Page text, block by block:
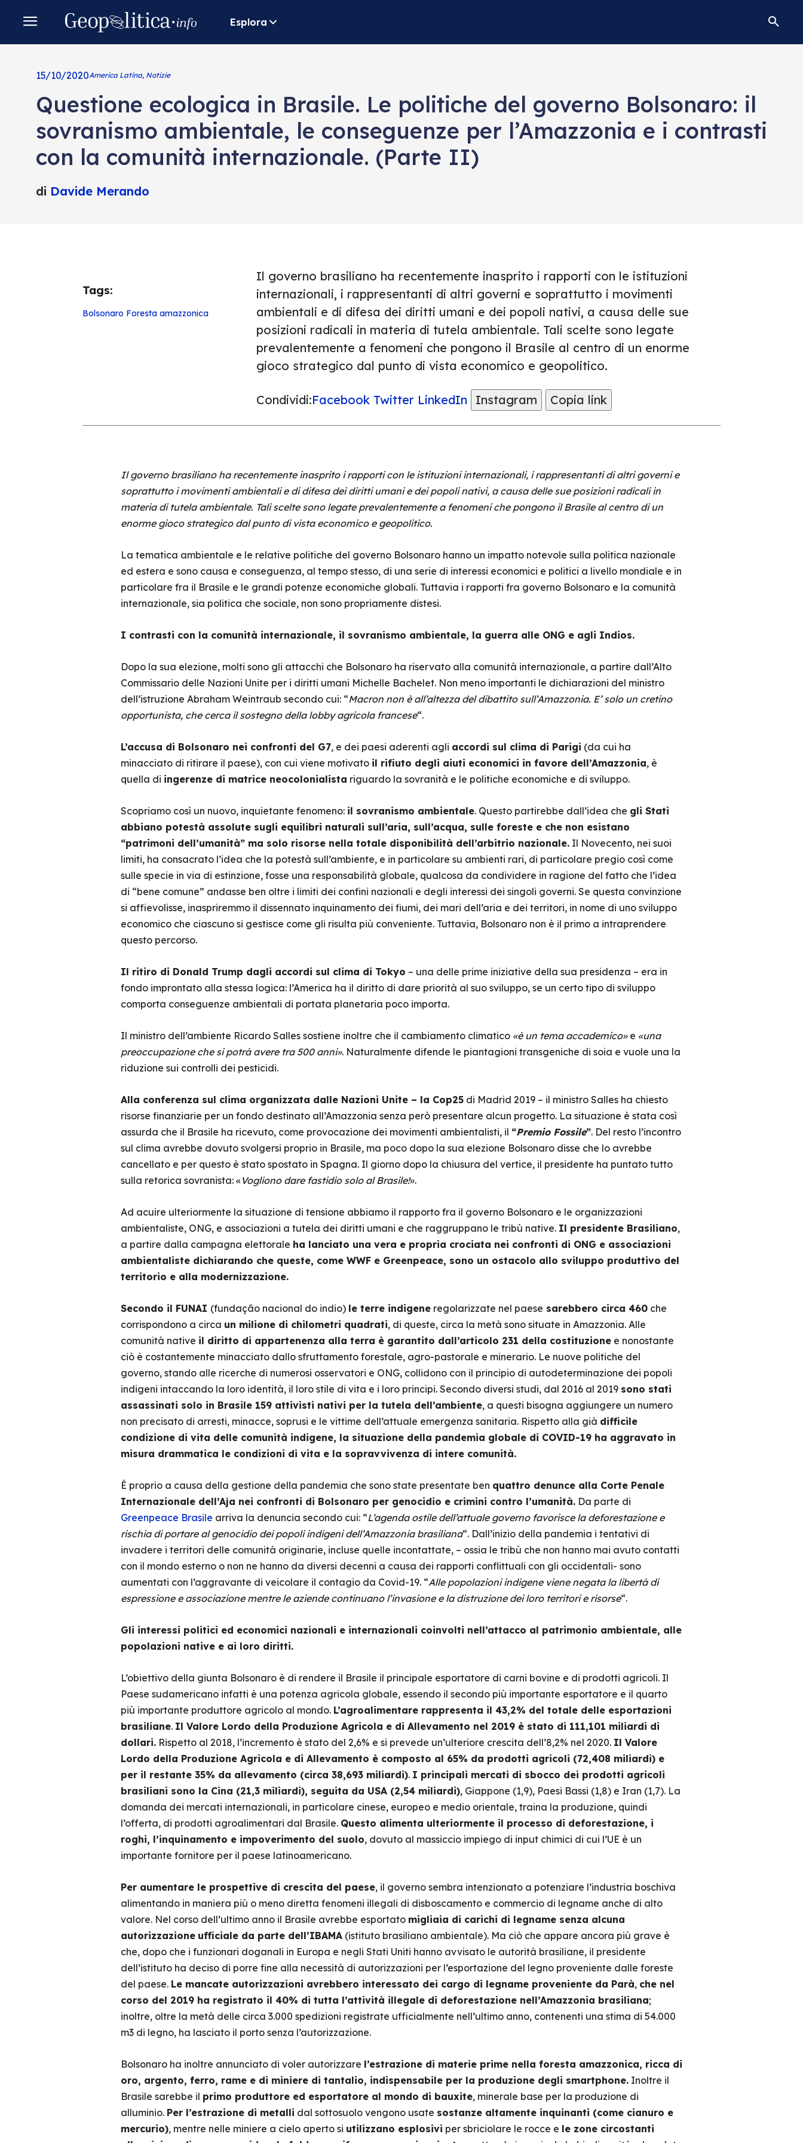
Esplora
15/10/2020America Latina, Notizie
Questione ecologica in Brasile. Le politiche del governo Bolsonaro: il
sovranismo ambientale, le conseguenze per l’Amazzonia e i contrasti
con la comunità internazionale. (Parte II)
di Davide Merando
Tags:
Bolsonaro Foresta amazzonica
Il governo brasiliano ha recentemente inasprito i rapporti con le istituzioni
internazionali, i rappresentanti di altri governi e soprattutto i movimenti
ambientali e di difesa dei diritti umani e dei popoli nativi, a causa delle sue
posizioni radicali in materia di tutela ambientale. Tali scelte sono legate
prevalentemente a fenomeni che pongono il Brasile al centro di un enorme
gioco strategico dal punto di vista economico e geopolitico.
Condividi:Facebook Twitter LinkedIn Instagram Copia link
Il governo brasiliano ha recentemente inasprito i rapporti con le istituzioni internazionali, i rappresentanti di altri governi e
soprattutto i movimenti ambientali e di difesa dei diritti umani e dei popoli nativi, a causa delle sue posizioni radicali in
materia di tutela ambientale. Tali scelte sono legate prevalentemente a fenomeni che pongono il Brasile al centro di un
enorme gioco strategico dal punto di vista economico e geopolitico.
La tematica ambientale e le relative politiche del governo Bolsonaro hanno un impatto notevole sulla politica nazionale
ed estera e sono causa e conseguenza, al tempo stesso, di una serie di interessi economici e politici a livello mondiale e in
particolare fra il Brasile e le grandi potenze economiche globali. Tuttavia i rapporti fra governo Bolsonaro e la comunità
internazionale, sia politica che sociale, non sono propriamente distesi.
I contrasti con la comunità internazionale, il sovranismo ambientale, la guerra alle ONG e agli Indios.
Dopo la sua elezione, molti sono gli attacchi che Bolsonaro ha riservato alla comunità internazionale, a partire dall’Alto
Commissario delle Nazioni Unite per i diritti umani Michelle Bachelet. Non meno importanti le dichiarazioni del ministro
dell’istruzione Abraham Weintraub secondo cui: “Macron non è all’altezza del dibattito sull’Amazzonia. E’ solo un cretino
opportunista, che cerca il sostegno della lobby agricola francese“.
L’accusa di Bolsonaro nei confronti del G7, e dei paesi aderenti agli accordi sul clima di Parigi (da cui ha
minacciato di ritirare il paese), con cui viene motivato il rifiuto degli aiuti economici in favore dell’Amazzonia, è
quella di ingerenze di matrice neocolonialista riguardo la sovranità e le politiche economiche e di sviluppo.
Scopriamo così un nuovo, inquietante fenomeno: il sovranismo ambientale. Questo partirebbe dall’idea che gli Stati
abbiano potestà assolute sugli equilibri naturali sull’aria, sull’acqua, sulle foreste e che non esistano
“patrimoni dell’umanità” ma solo risorse nella totale disponibilità dell’arbitrio nazionale.Il Novecento, nei suoi
limiti, ha consacrato l’idea che la potestà sull’ambiente, e in particolare su ambienti rari, di particolare pregio così come
sulle specie in via di estinzione, fosse una responsabilità globale, qualcosa da condividere in ragione del fatto che l’idea
di “bene comune” andasse ben oltre i limiti dei confini nazionali e degli interessi dei singoli governi. Se questa convinzione
si affievolisse, inaspriremmo il dissennato inquinamento dei fiumi, dei mari dell’aria e dei territori, in nome di uno sviluppo
economico che ciascuno si gestisce come gli risulta più conveniente. Tuttavia, Bolsonaro non è il primo a intraprendere
questo percorso.
Il ritiro di Donald Trump dagli accordi sul clima di Tokyo – una delle prime iniziative della sua presidenza – era in
fondo improntato alla stessa logica: l’America ha il diritto di dare priorità al suo sviluppo, se un certo tipo di sviluppo
comporta conseguenze ambientali di portata planetaria poco importa.
Il ministro dell’ambiente Ricardo Salles sostiene inoltre che il cambiamento climatico «è un tema accademico»e «una
preoccupazione che si potrà avere tra 500 anni». Naturalmente difende le piantagioni transgeniche di soia e vuole una la
riduzione sui controlli dei pesticidi.
Alla conferenza sul clima organizzata dalle Nazioni Unite – la Cop25di Madrid 2019 – il ministro Salles ha chiesto
risorse finanziarie per un fondo destinato all’Amazzonia senza però presentare alcun progetto. La situazione è stata così
assurda che il Brasile ha ricevuto, come provocazione dei movimenti ambientalisti, il “Premio Fossile”. Del resto l’incontro
sul clima avrebbe dovuto svolgersi proprio in Brasile, ma poco dopo la sua elezione Bolsonaro disse che lo avrebbe
cancellato e per questo è stato spostato in Spagna. Il giorno dopo la chiusura del vertice, il presidente ha puntato tutto
sulla retorica sovranista: « Vogliono dare fastidio solo al Brasile!».
Ad acuire ulteriormente la situazione di tensione abbiamo il rapporto fra il governo Bolsonaro e le organizzazioni
ambientaliste, ONG, e associazioni a tutela dei diritti umani e che raggruppano le tribù native. Il presidente Brasiliano,
a partire dalla campagna elettorale ha lanciato una vera e propria crociata nei confronti di ONG e associazioni
ambientaliste dichiarando che queste, come WWF e Greenpeace, sono un ostacolo allo sviluppo produttivo del
territorio e alla modernizzazione.
Secondo il FUNAI (fundação nacional do indio) le terre indigeneregolarizzate nel paese sarebbero circa 460che
corrispondono a circa un milione di chilometri quadrati, di queste, circa la metà sono situate in Amazzonia. Alle
comunità native il diritto di appartenenza alla terra è garantito dall’articolo 231 della costituzionee nonostante
ciò è costantemente minacciato dallo sfruttamento forestale, agro-pastorale e minerario. Le nuove politiche del
governo, stando alle ricerche di numerosi osservatori e ONG, collidono con il principio di autodeterminazione dei popoli
indigeni intaccando la loro identità, il loro stile di vita e i loro principi. Secondo diversi studi, dal 2016 al 2019 sono stati
assassinati solo in Brasile 159 attivisti nativi per la tutela dell’ambiente, a questi bisogna aggiungere un numero
non precisato di arresti, minacce, soprusi e le vittime dell’attuale emergenza sanitaria. Rispetto alla già difficile
condizione di vita delle comunità indigene, la situazione della pandemia globale di COVID-19 ha aggravato in
misura drammatica le condizioni di vita e la sopravvivenza di intere comunità.
È proprio a causa della gestione della pandemia che sono state presentate ben quattro denunce alla Corte Penale
Internazionale dell’Aja nei confronti di Bolsonaro per genocidio e crimini contro l’umanità.Da parte di
Greenpeace Brasile arriva la denuncia secondo cui: “L’agenda ostile dell’attuale governo favorisce la deforestazione e
rischia di portare al genocidio dei popoli indigeni dell’Amazzonia brasiliana“. Dall’inizio della pandemia i tentativi di
invadere i territori delle comunità originarie, incluse quelle incontattate, – ossia le tribù che non hanno mai avuto contatti
con il mondo esterno o non ne hanno da diversi decenni a causa dei rapporti conflittuali con gli occidentali- sono
aumentati con l’aggravante di veicolare il contagio da Covid-19. “Alle popolazioni indigene viene negata la libertà di
espressione e associazione mentre le aziende continuano l’invasione e la distruzione dei loro territori e risorse“.
Gli interessi politici ed economici nazionali e internazionali coinvolti nell’attacco al patrimonio ambientale, alle
popolazioni native e ai loro diritti.
L’obiettivo della giunta Bolsonaro è di rendere il Brasile il principale esportatore di carni bovine e di prodotti agricoli. Il
Paese sudamericano infatti è una potenza agricola globale, essendo il secondo più importante esportatore e il quarto
più importante produttore agricolo al mondo. L’agroalimentare rappresenta il 43,2% del totale delle esportazioni
brasiliane. Il Valore Lordo della Produzione Agricola e di Allevamento nel 2019 è stato di 111,101 miliardi di
dollari.Rispetto al 2018, l’incremento è stato del 2,6% e si prevede un’ulteriore crescita dell’8,2% nel 2020. Il Valore
Lordo della Produzione Agricola e di Allevamento è composto al 65% da prodotti agricoli (72,408 miliardi) e
per il restante 35% da allevamento (circa 38,693 miliardi). I principali mercati di sbocco dei prodotti agricoli
brasiliani sono la Cina (21,3 miliardi), seguita da USA (2,54 miliardi), Giappone (1,9), Paesi Bassi (1,8) e Iran (1,7). La
domanda dei mercati internazionali, in particolare cinese, europeo e medio orientale, traina la produzione, quindi
l’offerta, di prodotti agroalimentari dal Brasile. Questo alimenta ulteriormente il processo di deforestazione, i
roghi, l’inquinamento e impoverimento del suolo, dovuto al massiccio impiego di input chimici di cui l’UE è un
importante fornitore per il paese latinoamericano.
Per aumentare le prospettive di crescita del paese, il governo sembra intenzionato a potenziare l’industria boschiva
alimentando in maniera più o meno diretta fenomeni illegali di disboscamento e commercio di legname anche di alto
valore. Nel corso dell’ultimo anno il Brasile avrebbe esportato migliaia di carichi di legname senza alcuna
autorizzazione ufficiale da parte dell’IBAMA(istituto brasiliano ambientale). Ma ciò che appare ancora più grave è
che, dopo che i funzionari doganali in Europa e negli Stati Uniti hanno avvisato le autorità brasiliane, il presidente
dell’istituto ha deciso di porre fine alla necessità di autorizzazioni per l’esportazione del legno proveniente dalle foreste
del paese. Le mancate autorizzazioni avrebbero interessato dei cargo di legname proveniente da Parà, che nel
corso del 2019 ha registrato il 40% di tutta l’attività illegale di deforestazione nell’Amazzonia brasiliana;
inoltre, oltre la metà delle circa 3.000 spedizioni registrate ufficialmente nell’ultimo anno, contenenti una stima di 54.000
m3 di legno, ha lasciato il porto senza l’autorizzazione.
Bolsonaro ha inoltre annunciato di voler autorizzare l’estrazione di materie prime nella foresta amazzonica, ricca di
oro, argento, ferro, rame e di miniere di tantalio, indispensabile per la produzione degli smartphone.Inoltre il
Brasile sarebbe il primo produttore ed esportatore al mondo di bauxite, minerale base per la produzione di
alluminio. Per l’estrazione di metalli dal sottosuolo vengono usate sostanze altamente inquinanti (come cianuro e
mercurio), mentre nelle miniere a cielo aperto si utilizzano esplosivi per sbriciolare le rocce e le zone circostanti